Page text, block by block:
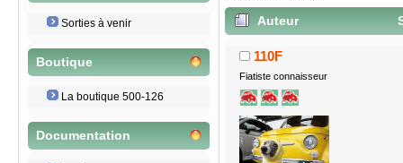
Sorties à venir
Boutique
La boutique 500-126
Documentation
Auteur
110F
Fiatiste connaisseur